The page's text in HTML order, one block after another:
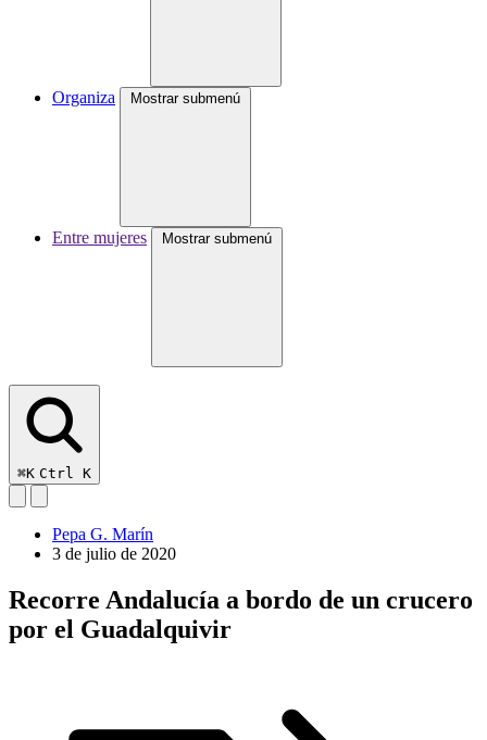
Organiza Mostrar submenú
Entre mujeres Mostrar submenú
⌘K Ctrl K
Pepa G. Marín
3 de julio de 2020
Recorre Andalucía a bordo de un crucero
por el Guadalquivir